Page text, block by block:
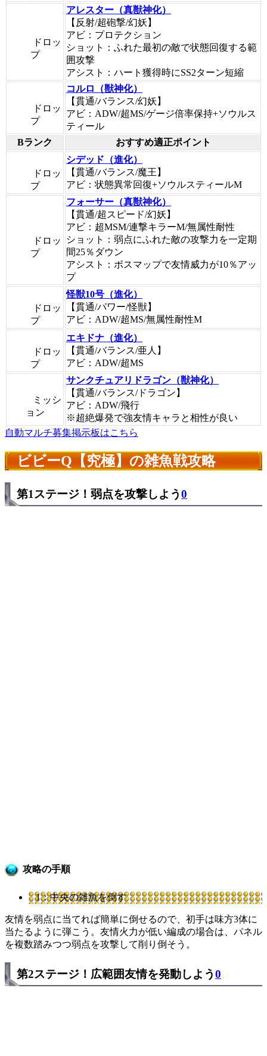
ドロッ
プ
アレスター（真獣神化）
【反射/超砲撃/幻妖】
アビ：プロテクション
ショット：ふれた最初の敵で状態回復する範
囲攻撃
アシスト：ハート獲得時にSS2ターン短縮
ドロッ
プ
コルロ（獣神化）
【貫通/バランス/幻妖】
アビ：ADW/超MS/ゲージ倍率保持+ソウルス
ティール
Bランク
おすすめ適正ポイント
ドロッ
プ
シデッド（進化）
【貫通/バランス/魔王】
アビ：状態異常回復+ソウルスティールM
ドロッ
プ
フォーサー（真獣神化）
【貫通/超スピード/幻妖】
アビ：超MSM/連撃キラーM/無属性耐性
ショット：弱点にふれた敵の攻撃力を一定期
間25％ダウン
アシスト：ボスマップで友情威力が10％アッ
プ
ドロッ
プ
怪獣10号（進化）
【貫通/パワー/怪獣】
アビ：ADW/超MS/無属性耐性M
ドロッ
プ
エキドナ（進化）
【貫通/バランス/亜人】
アビ：ADW/超MS
ミッシ
ョン
サンクチュアリドラゴン（獣神化）
【貫通/バランス/ドラゴン】
アビ：ADW/飛行
※超絶爆発で強友情キャラと相性が良い
自動マルチ募集掲示板はこちら
ビビーQ【究極】の雑魚戦攻略
第1ステージ！弱点を攻撃しよう0
攻略の手順
1：中央の雑魚を倒す
友情を弱点に当てれば簡単に倒せるので、初手は味方3体に
当たるように弾こう。友情火力が低い編成の場合は、パネル
を複数踏みつつ弱点を攻撃して削り倒そう。
第2ステージ！広範囲友情を発動しよう0